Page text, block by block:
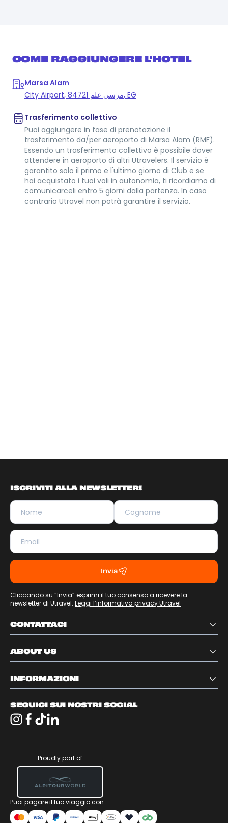
COME RAGGIUNGERE L'HOTEL
Marsa Alam
City Airport, مرسى علم 84721, EG
Trasferimento collettivo
Puoi aggiungere in fase di prenotazione il
trasferimento da/per aeroporto di Marsa Alam (RMF).
Essendo un trasferimento collettivo è possibile dover
attendere in aeroporto di altri Utravelers. Il servizio è
garantito solo il primo e l'ultimo giorno di Club e se
hai acquistato i tuoi voli in autonomia, ti ricordiamo di
comunicarceli entro 5 giorni dalla partenza. In caso
contrario Utravel non potrà garantire il servizio.
ISCRIVITI ALLA NEWSLETTER!
Invia
Cliccando su “Invia” esprimi il tuo consenso a ricevere la
newsletter di Utravel. Leggi l’informativa privacy Utravel
CONTATTACI
ABOUT US
INFORMAZIONI
SEGUICI SUI NOSTRI SOCIAL
Proudly part of
Puoi pagare il tuo viaggio con